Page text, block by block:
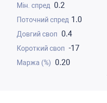
0.2
1.0
0.4
-17
0.20